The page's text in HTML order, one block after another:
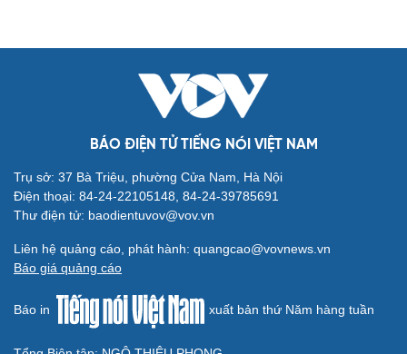
Trực tiếp Thái Lan 0-0 Myanmar ASEAN Cup
Kết quả bóng đá Việt Nam hôm nay 8/8: Phong Phú Hà
ĐT Việt Nam tập hồi phục chuẩn bị cho bán kết ASEAN
Cup 2026
Hé lộ mục tiêu của đội tuyển nữ Việt Nam ở đấu trường
ASIAD 2026
Tin bóng đá 8-8: Xác định thời điểm ĐT Việt Nam thi đấu
bán kết ASEAN Cup 2026
BÓNG ĐÁ QUỐC TẾ